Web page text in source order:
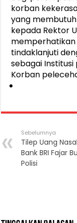
korban
yang
kepada Rektor
memperhatikan
tindaklanjuti
sebagai
Korban
Sebelumnya
Tilep Uang
Bank BRI Fajar
Polisi